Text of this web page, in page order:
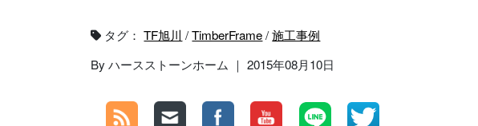
タグ：TF旭川 /TimberFrame/施工事例
By ハースストーンホーム ｜ 2015年08月10日